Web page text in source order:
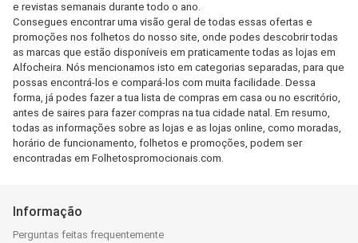
e revistas semanais durante todo o ano.
Consegues encontrar uma visão geral de todas essas ofertas e
promoções nos folhetos do nosso site, onde podes descobrir todas
as marcas que estão disponíveis em praticamente todas as lojas em
Alfocheira. Nós mencionamos isto em categorias separadas, para que
possas encontrá-los e compará-los com muita facilidade. Dessa
forma, já podes fazer a tua lista de compras em casa ou no escritório,
antes de saires para fazer compras na tua cidade natal. Em resumo,
todas as informações sobre as lojas e as lojas online, como moradas,
horário de funcionamento, folhetos e promoções, podem ser
encontradas em Folhetospromocionais.com.
Informação
Perguntas feitas frequentemente